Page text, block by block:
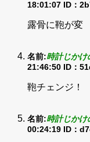
18:01:07 ID：
露骨に鞄が変
名前:時計じかけ
21:46:50 ID：
鞄チェンジ！
名前:時計じかけ
00:24:19 ID：